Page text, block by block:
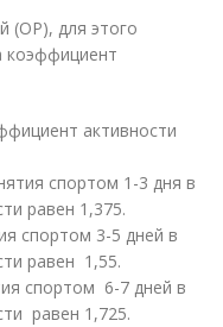
(ОР), для этого
активности
спортом 1-3 дня в
равен 1,375.
спортом 3-5 дней в
равен 1,55.
спортом 6-7 дней в
равен 1,725.